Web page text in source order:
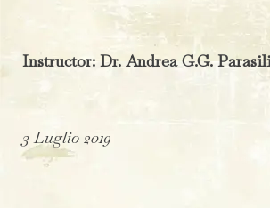
Instructor: Dr. Andrea G.G.
3 Luglio 2019